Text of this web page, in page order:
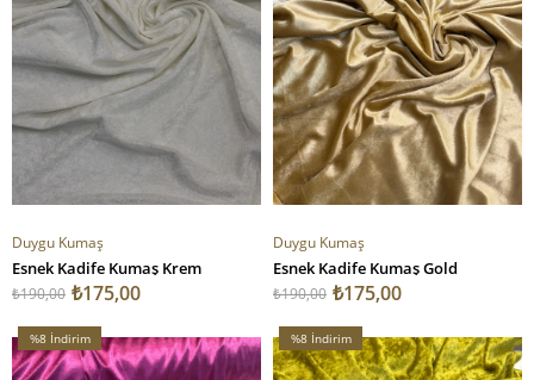
Duygu Kumaş
Esnek Kadife Kumaş Krem
₺175,00
₺190,00
Duygu Kumaş
Esnek Kadife Kumaş Gold
₺175,00
₺190,00
%8 İndirim
%8İndirim
%8 İndirim
%8İndirim